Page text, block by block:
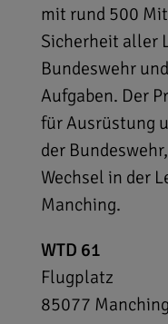
mit rund 500
Sicherheit aller
Bundeswehr
Aufgaben. Der
für Ausrüstung
der
Wechsel in der
Manching.
WTD 61
Flugplatz
85077 Manching